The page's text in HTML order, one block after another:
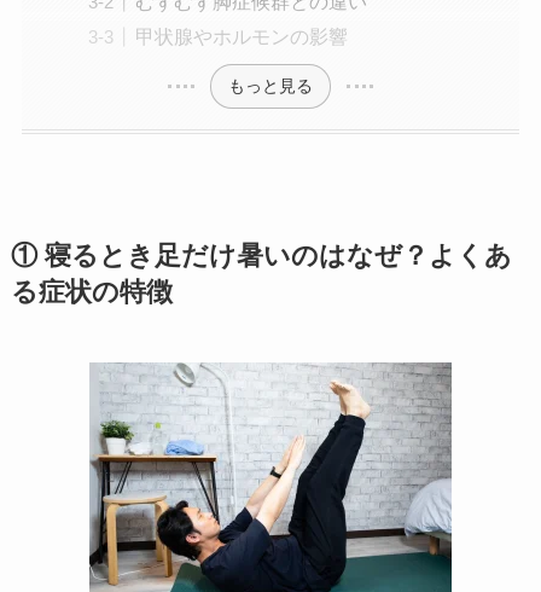
甲状腺やホルモンの影響
もっと見る
① 寝るとき足だけ暑いのはなぜ？よくあ
る症状の特徴